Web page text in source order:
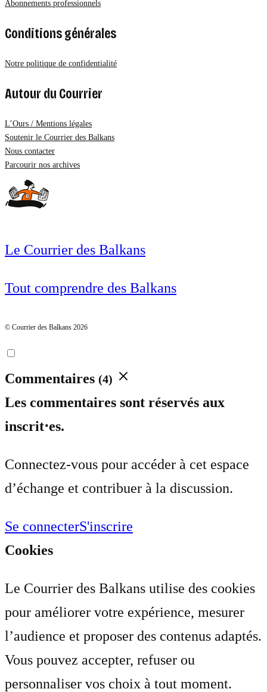
Abonnements professionnels
Conditions générales
Notre politique de confidentialité
Autour du Courrier
L’Ours / Mentions légales
Soutenir le Courrier des Balkans
Nous contacter
Parcourir nos archives
Le Courrier des Balkans
Tout comprendre des Balkans
© Courrier des Balkans 2026
Commentaires (4)
Les commentaires sont réservés aux
inscrit⋅es.
Connectez-vous pour accéder à cet espace
d’échange et contribuer à la discussion.
Se connecterS'inscrire
Cookies
Le Courrier des Balkans utilise des cookies
pour améliorer votre expérience, mesurer
l’audience et proposer des contenus adaptés.
Vous pouvez accepter, refuser ou
personnaliser vos choix à tout moment.